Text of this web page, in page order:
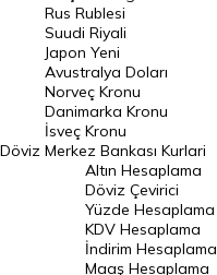
Riyal Kuru
Avustralya Doları
Danimarka Kronu Kuru
Kanada Doları Kuru
Norveç Kronu Kuru
İsveç Kronu Kuru
Japon Yeni Kuru
Serbest Piyasa Döviz Kurları
Döviz
Rus Rublesi
Suudi Riyali
Japon Yeni
Avustralya Doları
Norveç Kronu
Danimarka Kronu
İsveç Kronu
Merkez Bankası Kurlari
Altın Hesaplama
Döviz Çevirici
Yüzde Hesaplama
KDV Hesaplama
İndirim Hesaplama
Maaş Hesaplama